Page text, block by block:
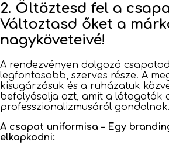
2. Öltöztesd fel a
Változtasd őket a
nagyköveteivé!
A rendezvényen dolgozó
legfontosabb, szerves része. A
kisugárzásuk és a ruházatuk
befolyásolja azt, amit a látogatók
professzionalizmusáról gondolnak.
A csapat uniformisa – Egy
elkapkodni: